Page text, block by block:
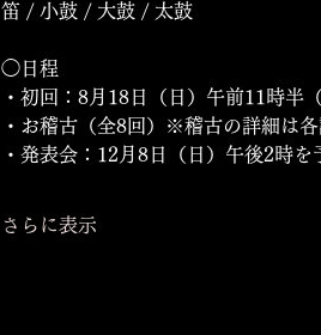
笛 / 小鼓 / 大鼓 / 太鼓
◯日程
・初回：8月18日（日）午前11時半
・お稽古（全8回）※稽古の詳細は
・発表会：12月8日（日）午後2時を
さらに表示